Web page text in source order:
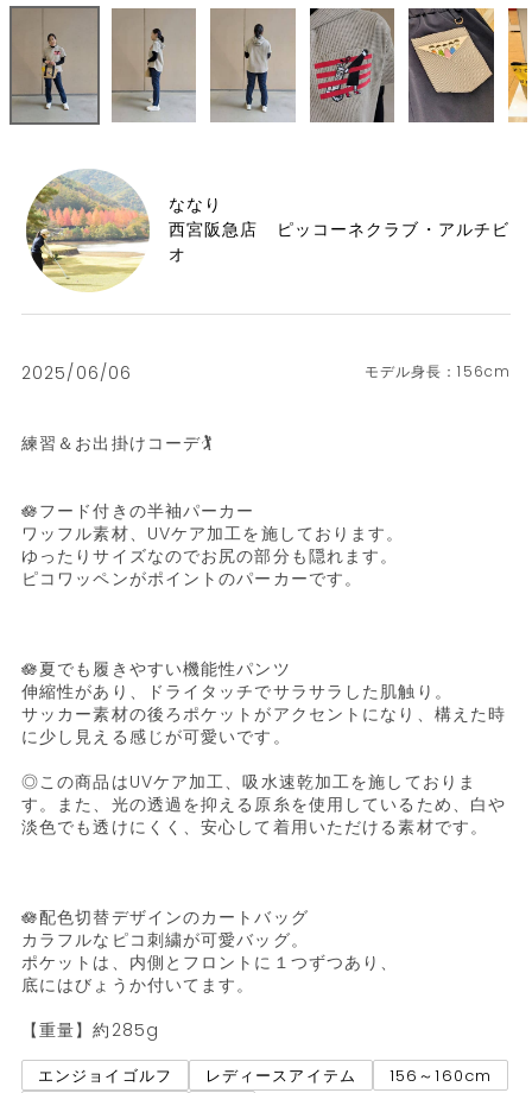
ななり
西宮阪急店 ピッコーネクラブ・アルチビ
オ
2025/06/06 156cm
練習＆お出掛けコーデ🏌️
🪷フード付きの半袖パーカー
ワッフル素材、UVケア加工を施しております。
ゆったりサイズなのでお尻の部分も隠れます。
ピコワッペンがポイントのパーカーです。
🪷夏でも履きやすい機能性パンツ
伸縮性があり、ドライタッチでサラサラした肌触り。
サッカー素材の後ろポケットがアクセントになり、構えた時
に少し見える感じが可愛いです。
◎この商品はUVケア加工、吸水速乾加工を施しておりま
す。また、光の透過を抑える原糸を使用しているため、白や
淡色でも透けにくく、安心して着用いただける素材です。
🪷配色切替デザインのカートバッグ
カラフルなピコ刺繍が可愛バッグ。
ポケットは、内側とフロントに１つずつあり、
底にはびょうか付いてます。
エンジョイゴルフ レディースアイテム
156～160cm